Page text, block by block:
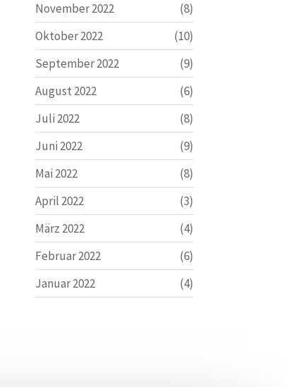
November 2022
(8)
Oktober 2022
(10)
September 2022
(9)
August 2022
(6)
Juli 2022
(8)
Juni 2022
(9)
Mai 2022
(8)
April 2022
(3)
März 2022
(4)
Februar 2022
(6)
Januar 2022
(4)